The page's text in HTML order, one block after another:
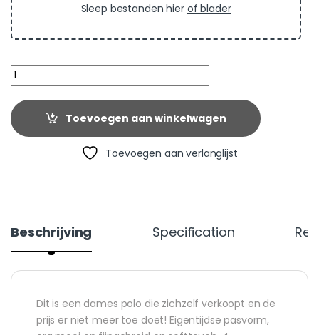
Sleep bestanden hier of blader
Quantity
Toevoegen aan winkelwagen
Toevoegen aan verlanglijst
Beschrijving Specification
Dit is een dames polo die zichzelf verkoopt en de
prijs er niet meer toe doet! Eigentijdse pasvorm,